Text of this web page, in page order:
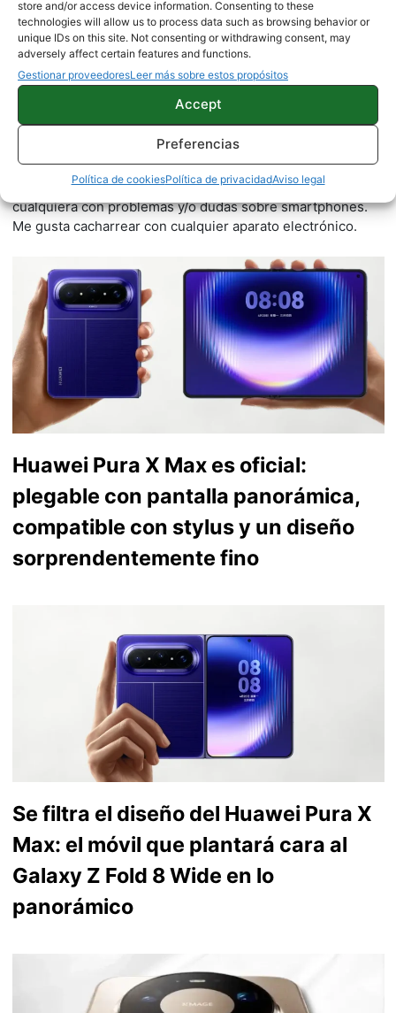
store and/or access device information. Consenting to these
technologies will allow us to process data such as browsing behavior or
unique IDs on this site. Not consenting or withdrawing consent, may
adversely affect certain features and functions.
Gestionar proveedoresLeer más sobre estos propósitos
Accept
Preferencias
Política de cookiesPolítica de privacidadAviso legal
Juanjo Segura
2542 artículos publicados en ProAndroid desde 2020.
Redactor en Pro Android | Apasionado por el mundo
Android y por la natación. Siempre dispuesto a ayudar a
cualquiera con problemas y/o dudas sobre smartphones.
Me gusta cacharrear con cualquier aparato electrónico.
Huawei Pura X Max es oficial:
plegable con pantalla panorámica,
compatible con stylus y un diseño
sorprendentemente fino
Se filtra el diseño del Huawei Pura X
Max: el móvil que plantará cara al
Galaxy Z Fold 8 Wide en lo
panorámico